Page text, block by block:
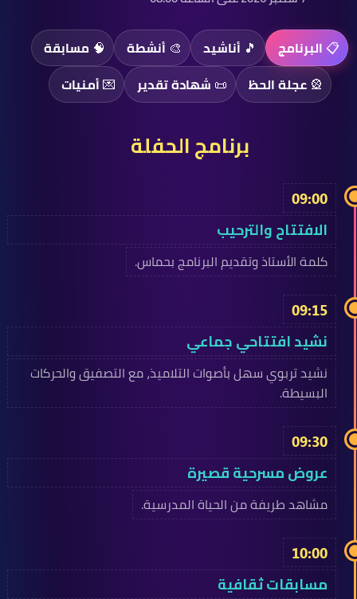
📋 البرنامج 🎵 أناشيد 🎨 أنشطة
🧠 مسابقة
🎡 عجلة الحظ
📜 شهادة تقدير 💌 أمنيات
برنامج الحفلة
09:00
الافتتاح والترحيب
كلمة الأستاذ وتقديم البرنامج بحماس.
09:15
نشيد افتتاحي جماعي
البسيطة.
09:30
عروض مسرحية قصيرة
مشاهد طريفة من الحياة المدرسية.
10:00
مسابقات ثقافية